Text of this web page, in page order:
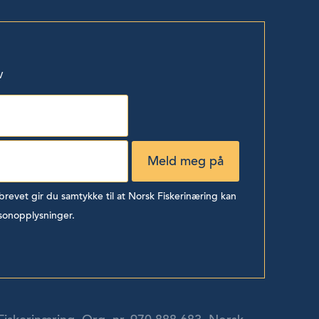
gir du samtykke til at Norsk Fiskerinæring kan